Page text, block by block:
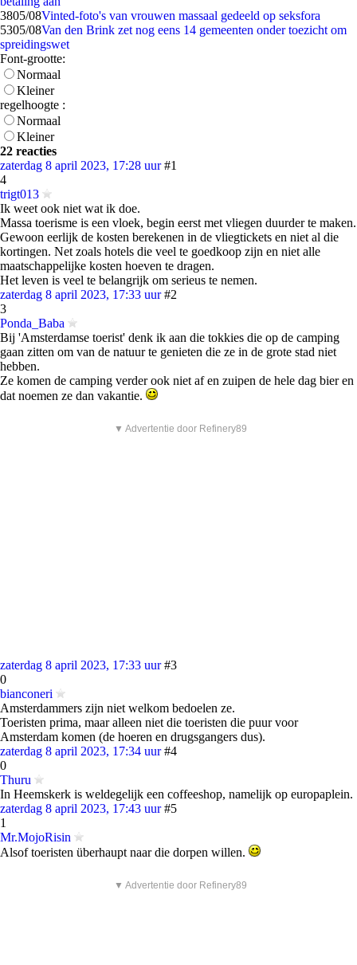
3805/08Vinted-foto's van vrouwen massaal gedeeld op seksfora
5305/08Van den Brink zet nog eens 14 gemeenten onder toezicht om
spreidingswet
Font-grootte:
Normaal
Kleiner
regelhoogte :
Normaal
Kleiner
22 reacties
zaterdag 8 april 2023, 17:28 uur #1
4
trigt013
Ik weet ook niet wat ik doe.
Massa toerisme is een vloek, begin eerst met vliegen duurder te maken.
Gewoon eerlijk de kosten berekenen in de vliegtickets en niet al die
kortingen. Net zoals hotels die veel te goedkoop zijn en niet alle
maatschappelijke kosten hoeven te dragen.
Het leven is veel te belangrijk om serieus te nemen.
zaterdag 8 april 2023, 17:33 uur #2
3
Ponda_Baba
Bij 'Amsterdamse toerist' denk ik aan die tokkies die op de camping
gaan zitten om van de natuur te genieten die ze in de grote stad niet
hebben.
Ze komen de camping verder ook niet af en zuipen de hele dag bier en
dat noemen ze dan vakantie.
▼ Advertentie door Refinery89
zaterdag 8 april 2023, 17:33 uur #3
0
bianconeri
Amsterdammers zijn niet welkom bedoelen ze.
Toeristen prima, maar alleen niet die toeristen die puur voor
Amsterdam komen (de hoeren en drugsgangers dus).
zaterdag 8 april 2023, 17:34 uur #4
0
Thuru
In Heemskerk is weldegelijk een coffeeshop, namelijk op europaplein.
zaterdag 8 april 2023, 17:43 uur #5
1
Mr.MojoRisin
Alsof toeristen überhaupt naar die dorpen willen.
▼ Advertentie door Refinery89